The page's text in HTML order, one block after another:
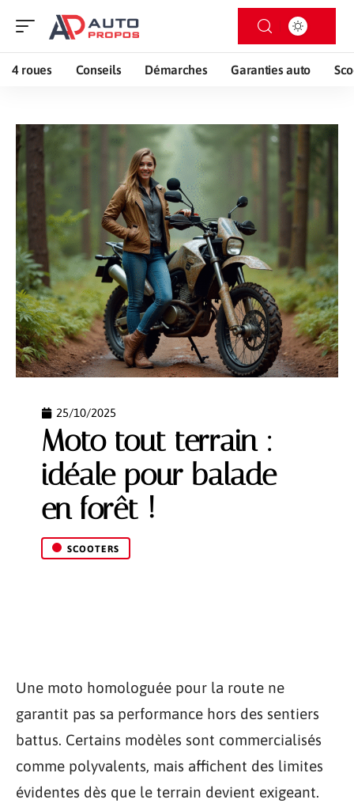
4 roues Conseils Démarches Garanties auto
25/10/2025
Moto tout terrain :
idéale pour balade
en forêt !
SCOOTERS
Une moto homologuée pour la route ne
garantit pas sa performance hors des sentiers
battus. Certains modèles sont commercialisés
comme polyvalents, mais affichent des limites
évidentes dès que le terrain devient exigeant.